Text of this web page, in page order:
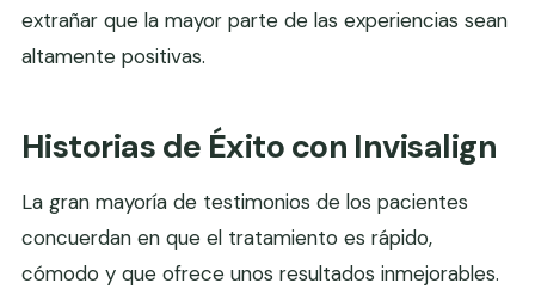
extrañar que la mayor parte de las experiencias sean
altamente positivas.
Historias de Éxito con Invisalign
La gran mayoría de testimonios de los pacientes
concuerdan en que el tratamiento es rápido,
cómodo y que ofrece unos resultados inmejorables.